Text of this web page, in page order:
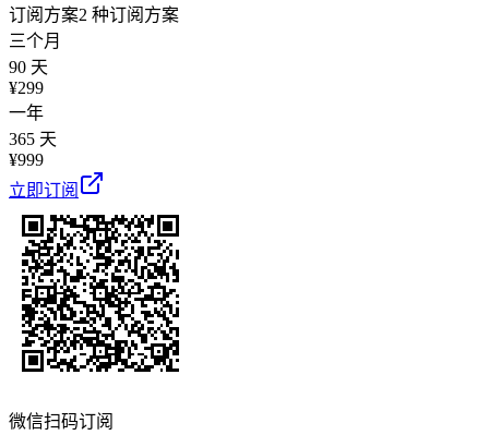
订阅方案2 种订阅方案
三个月
90 天
¥299
一年
365 天
¥999
立即订阅
微信扫码订阅